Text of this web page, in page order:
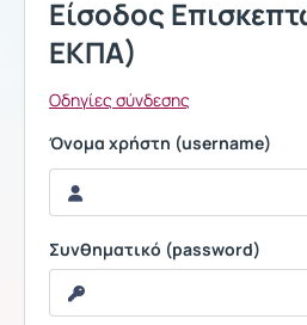
Είσοδος
ΕΚΠΑ)
Οδηγίες σύνδεσης
Όνομα χρήστη (username)
Συνθηματικό (password)